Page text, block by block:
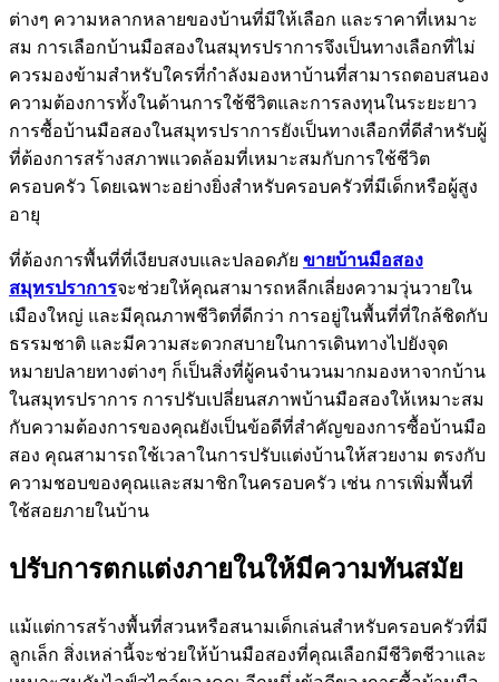
ต่างๆ ความหลากหลายของบ้านที่มีให้เลือก และราคาที่เหมาะ
สม การเลือกบ้านมือสองในสมุทรปราการจึงเป็นทางเลือกที่ไม่
ควรมองข้ามสำหรับใครที่กำลังมองหาบ้านที่สามารถตอบสนอง
ความต้องการทั้งในด้านการใช้ชีวิตและการลงทุนในระยะยาว
การซื้อบ้านมือสองในสมุทรปราการยังเป็นทางเลือกที่ดีสำหรับผู้
ที่ต้องการสร้างสภาพแวดล้อมที่เหมาะสมกับการใช้ชีวิต
ครอบครัว โดยเฉพาะอย่างยิ่งสำหรับครอบครัวที่มีเด็กหรือผู้สูง
อายุ
ที่ต้องการพื้นที่ที่เงียบสงบและปลอดภัย ขายบ้านมือสอง
สมุทรปราการจะช่วยให้คุณสามารถหลีกเลี่ยงความวุ่นวายใน
เมืองใหญ่ และมีคุณภาพชีวิตที่ดีกว่า การอยู่ในพื้นที่ที่ใกล้ชิดกับ
ธรรมชาติ และมีความสะดวกสบายในการเดินทางไปยังจุด
หมายปลายทางต่างๆ ก็เป็นสิ่งที่ผู้คนจำนวนมากมองหาจากบ้าน
ในสมุทรปราการ การปรับเปลี่ยนสภาพบ้านมือสองให้เหมาะสม
กับความต้องการของคุณยังเป็นข้อดีที่สำคัญของการซื้อบ้านมือ
สอง คุณสามารถใช้เวลาในการปรับแต่งบ้านให้สวยงาม ตรงกับ
ความชอบของคุณและสมาชิกในครอบครัว เช่น การเพิ่มพื้นที่
ใช้สอยภายในบ้าน
ปรับการตกแต่งภายในให้มีความทันสมัย
แม้แต่การสร้างพื้นที่สวนหรือสนามเด็กเล่นสำหรับครอบครัวที่มี
ลูกเล็ก สิ่งเหล่านี้จะช่วยให้บ้านมือสองที่คุณเลือกมีชีวิตชีวาและ